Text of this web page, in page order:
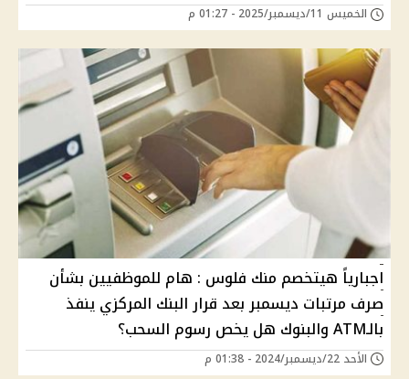
الخميس 11/ديسمبر/2025 - 01:27 م
اجبارياً هيتخصم منك فلوس : هام للموظفيين بشأن
صرف مرتبات ديسمبر بعد قرار البنك المركزي ينفذ
بالـATM والبنوك هل يخص رسوم السحب؟
الأحد 22/ديسمبر/2024 - 01:38 م